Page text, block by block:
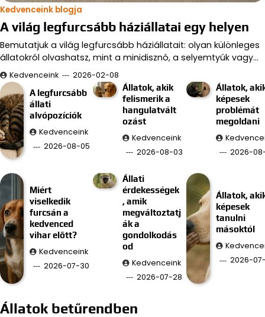
Kedvenceink blogja
A világ legfurcsább háziállatai egy helyen
Bemutatjuk a világ legfurcsább háziállatait: olyan különleges
állatokról olvashatsz, mint a minidisznó, a selyemtyúk vagy…
Kedvenceink
2026-02-08
A legfurcsább
állati
alvópozíciók
Kedvenceink
2026-08-05
Állatok, akik
felismerik a
hangulatvált
ozást
Kedvenceink
2026-08-03
Állatok,
képesek
problémát
megoldani
2026-
Miért
viselkedik
furcsán a
kedvenced
vihar előtt?
Kedvenceink
2026-07-30
Állati
érdekességek
, amik
megváltoztatj
ák a
gondolkodás
od
Kedvenceink
2026-07-28
Állatok,
képesek
tanulni
másoktól
2026-
Állatok betűrendben